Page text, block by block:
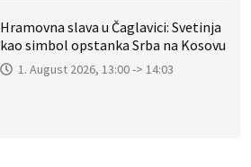
Hramovna slava u Čaglavici: Svetinja
kao simbol opstanka Srba na Kosovu
1. August 2026, 13:00 -> 14:03